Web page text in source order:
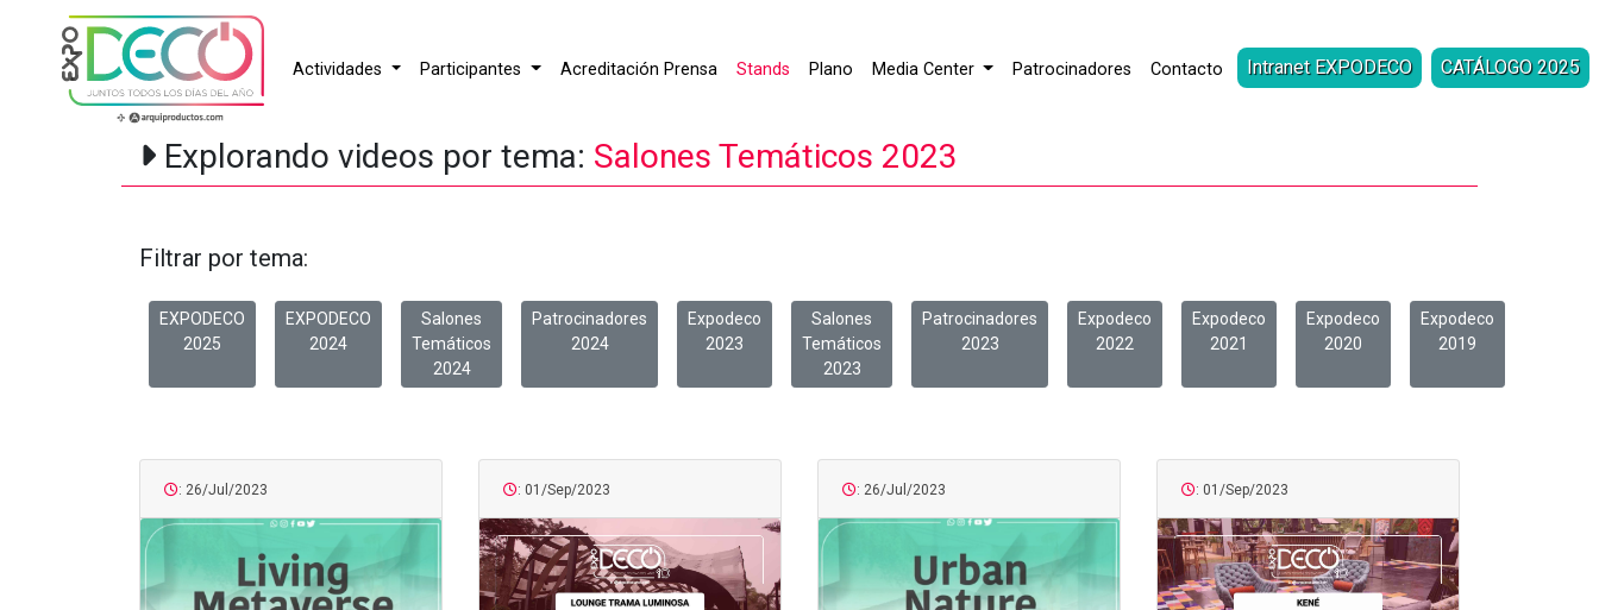
Actividades Participantes Acreditación Prensa Stands Plano Media Center Patrocinadores Contacto Intranet EXPODECO CATÁLOGO 2025
Explorando videos por tema: Salones Temáticos 2023
Filtrar por tema:
EXPODECO
2025
EXPODECO
2024
Salones
Temáticos
2024
Patrocinadores
2024
Expodeco
2023
Salones
Temáticos
2023
Patrocinadores
2023
Expodeco
2022
Expodeco
2021
Expodeco
2020
Expodeco
2019
: 26/Jul/2023 : 01/Sep/2023 : 26/Jul/2023 : 01/Sep/2023